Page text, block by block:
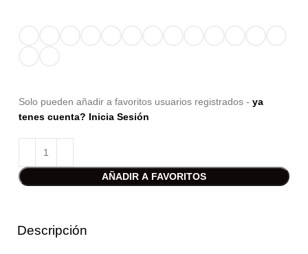
Solo pueden añadir a favoritos usuarios registrados - ya
tenes cuenta? Inicia Sesión
AÑADIR A FAVORITOS
Descripción